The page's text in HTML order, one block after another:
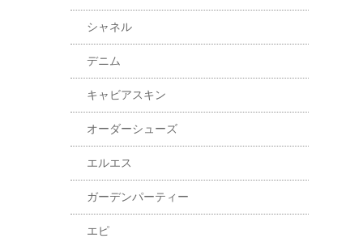
シャネル
デニム
キャビアスキン
オーダーシューズ
エルエス
ガーデンパーティー
エピ